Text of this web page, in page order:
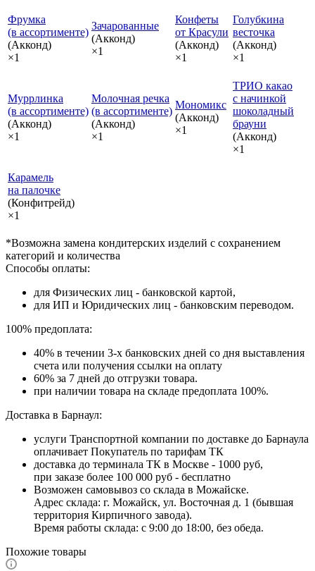
Фрумка
(в ассортименте)
(Акконд)
×1
Зачарованные
(Акконд)
×1
Конфеты
от Красули
(Акконд)
×1
Голубкина
весточка
(Акконд)
×1
Муррлинка
(в ассортименте)
(Акконд)
×1
Молочная речка
(в ассортименте)
(Акконд)
×1
Мономикс
(Акконд)
×1
ТРИО какао
с начинкой
шоколадный
брауни
(Акконд)
×1
Карамель
на палочке
(Конфитрейд)
×1
*Возможна замена кондитерских изделий с сохранением
категорий и количества
Способы оплаты:
для Физических лиц - банковской картой,
для ИП и Юридических лиц - банковским переводом.
100% предоплата:
40% в течении 3-х банковских дней со дня выставления
счета или получения ссылки на оплату
60% за 7 дней до отгрузки товара.
при наличии товара на складе предоплата 100%.
Доставка в Барнаул:
услуги Транспортной компании по доставке до Барнаула
оплачивает Покупатель по тарифам ТК
доставка до терминала ТК в Москве - 1000 руб,
при заказе более 100 000 руб - бесплатно
Возможен самовывоз со склада в Можайске.
Адрес склада: г. Можайск, ул. Восточная д. 1 (бывшая
территория Кирпичного завода).
Время работы склада: с 9:00 до 18:00, без обеда.
Похожие товары